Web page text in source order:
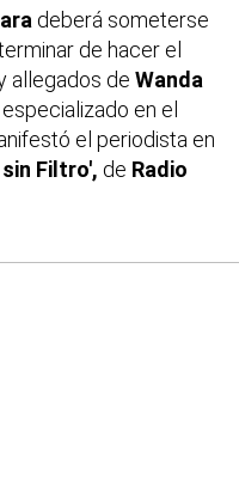
deberá someterse
de hacer el
allegados de Wanda
en el
el periodista en
Filtro', de Radio